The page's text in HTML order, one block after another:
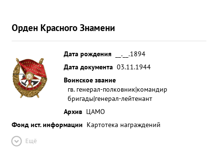
Орден Красного Знамени
Дата рождения
__.__.1894
Дата документа 03.11.1944
Воинское звание
гв. генерал-полковник|командир
бригады|генерал-лейтенант
Архив ЦАМО
Фонд ист. информации Картотека награждений
Ещё